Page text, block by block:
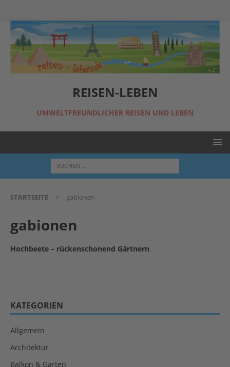
REISEN-LEBEN
UMWELTFREUNDLICHER REISEN UND LEBEN
STARTSEITE gabionen
gabionen
Hochbeete – rückenschonend Gärtnern
KATEGORIEN
Allgemein
Architektur
Balkon & Garten